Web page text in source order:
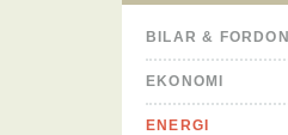
BILAR & FORDON
EKONOMI
ENERGI